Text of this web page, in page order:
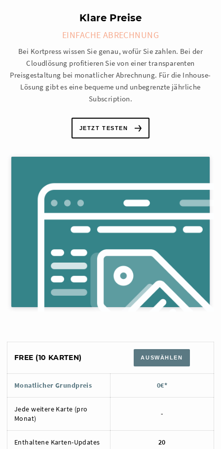
Klare Preise
EINFACHE ABRECHNUNG
Bei Kortpress wissen Sie genau, wofür Sie zahlen. Bei der
Cloudlösung profitieren Sie von einer transparenten
Preisgestaltung bei monatlicher Abrechnung. Für die Inhouse-
Lösung gibt es eine bequeme und unbegrenzte jährliche
Subscription.
JETZT TESTEN
FREE (10 KARTEN) AUSWÄHLEN
Monatlicher Grundpreis 0€*
Jede weitere Karte (pro
Monat)
-
Enthaltene Karten-Updates 20